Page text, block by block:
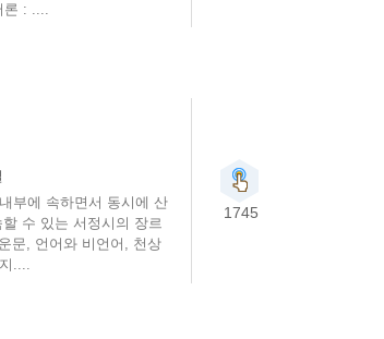
론 : ....
부에 속하면서 동시에 산
수 있는 서정시의 장르
문, 언어와 비언어, 천상
....
1745